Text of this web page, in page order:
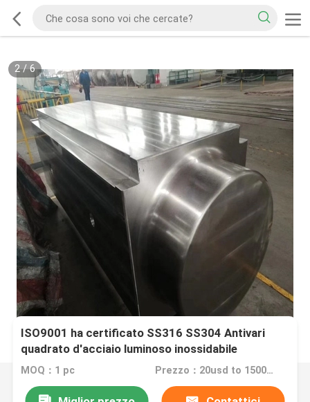
2/6
ISO9001 ha certificato SS316 SS304 Antivari
quadrato d'acciaio luminoso inossidabile
MOQ：1 pc Prezzo：20usd to 1500usd